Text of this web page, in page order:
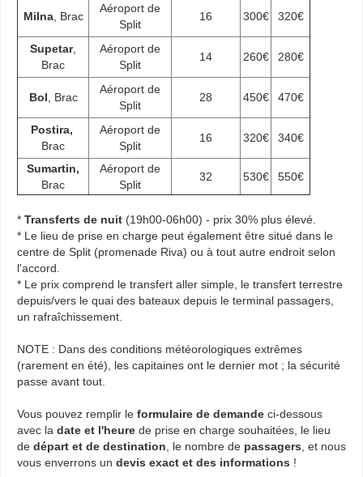
Milna, Brac
Aéroport de
Split
16 300€ 320€
Supetar,
Brac
Aéroport de
Split
14 260€ 280€
Bol, Brac
Aéroport de
Split
28 450€ 470€
Postira,
Brac
Aéroport de
Split
16 320€ 340€
Sumartin,
Brac
Aéroport de
Split
32 530€ 550€
* Transferts de nuit (19h00-06h00) - prix 30% plus élevé.
* Le lieu de prise en charge peut également être situé dans le
centre de Split (promenade Riva) ou à tout autre endroit selon
l'accord.
* Le prix comprend le transfert aller simple, le transfert terrestre
depuis/vers le quai des bateaux depuis le terminal passagers,
un rafraîchissement.
NOTE : Dans des conditions météorologiques extrêmes
(rarement en été), les capitaines ont le dernier mot ; la sécurité
passe avant tout.
Vous pouvez remplir le formulaire de demande ci-dessous
avec la date et l'heure de prise en charge souhaitées, le lieu
de départ et de destination, le nombre de passagers, et nous
vous enverrons un devis exact et des informations !